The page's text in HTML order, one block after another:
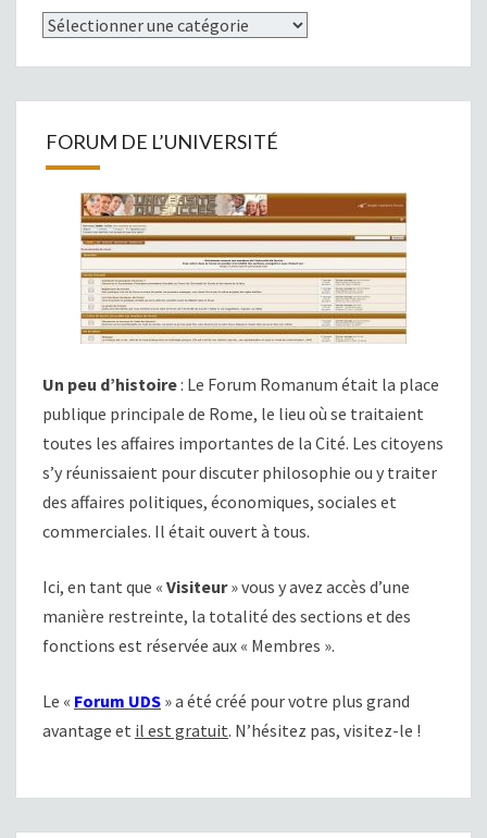
Catégories
FORUM DE L’UNIVERSITÉ
Un peu d’histoire: Le Forum Romanum était la place
publique principale de Rome, le lieu où se traitaient
toutes les affaires importantes de la Cité. Les citoyens
s’y réunissaient pour discuter philosophie ou y traiter
des affaires politiques, économiques, sociales et
commerciales. Il était ouvert à tous.
Ici, en tant que « Visiteur» vous y avez accès d’une
manière restreinte, la totalité des sections et des
fonctions est réservée aux « Membres ».
Le « Forum UDS » a été créé pour votre plus grand
avantage et il est gratuit. N’hésitez pas, visitez-le !